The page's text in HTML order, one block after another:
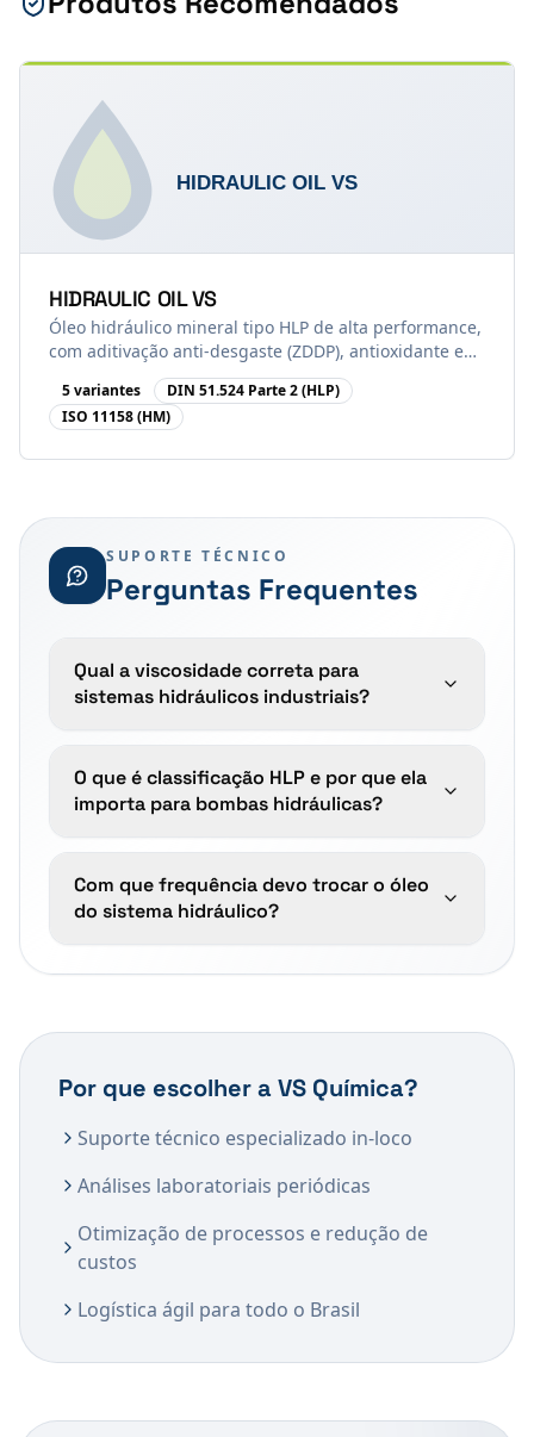
HIDRAULIC OIL VS
Óleo hidráulico mineral tipo HLP de alta performance,
com aditivação anti-desgaste (ZDDP), antioxidante e
antiespumante. Ref. norma DIN 51.524 Parte 2 (HLP).
5variantes
DIN 51.524 Parte 2 (HLP)
ISO 11158 (HM)
SUPORTE TÉCNICO
Perguntas Frequentes
Qual a viscosidade correta para
sistemas hidráulicos industriais?
O que é classificação HLP e por que ela
importa para bombas hidráulicas?
Com que frequência devo trocar o óleo
do sistema hidráulico?
Por que escolher a VS Química?
Suporte técnico especializado in-loco
Análises laboratoriais periódicas
Otimização de processos e redução de
custos
Logística ágil para todo o Brasil